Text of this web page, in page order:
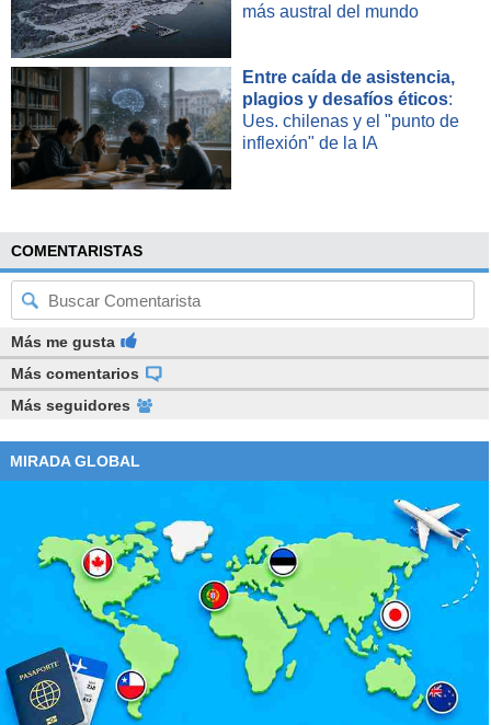
más austral del mundo
Entre caída de asistencia,
plagios y desafíos éticos:
Ues. chilenas y el "punto de
inflexión" de la IA
COMENTARISTAS
Más me gusta
Más comentarios
Más seguidores
MIRADA GLOBAL